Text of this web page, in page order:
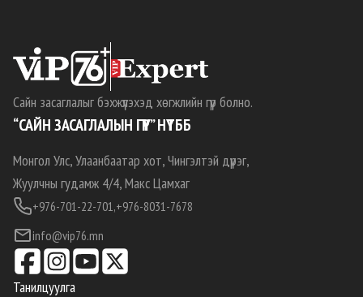
Сайн засаглалыг бэхжүүлэхэд хөгжлийн гүүр болно.
“САЙН ЗАСАГЛАЛЫН ГҮҮР” НҮТББ
Монгол Улс, Улаанбаатар хот, Чингэлтэй дүүрэг,
Жуулчны гудамж 4/4, Макс Цамхаг
+976-701-22-701,+976-8031-7678
info@vip76.mn
Танилцуулга